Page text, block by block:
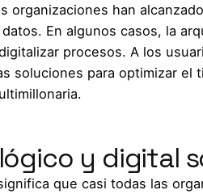
organizaciones han
En algunos casos, la
procesos. A los
soluciones para optimizar
y digital
que casi todas las